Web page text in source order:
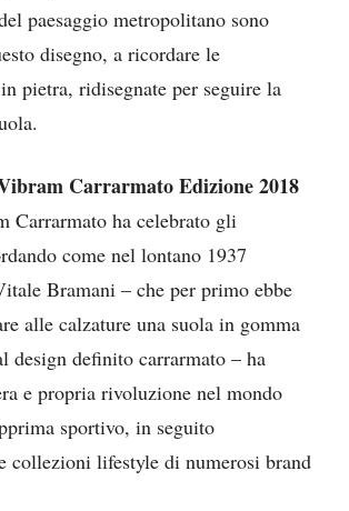
paesaggio metropolitano sono
disegno, a ricordare le
pietra, ridisegnate per seguire la
Carrarmato Edizione 2018
Carrarmato ha celebrato gli
come nel lontano 1937
Bramani – che per primo ebbe
alle calzature una suola in gomma
design definito carrarmato – ha
e propria rivoluzione nel mondo
sportivo, in seguito
collezioni lifestyle di numerosi brand